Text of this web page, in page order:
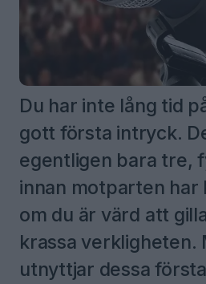
Du har inte lång tid
gott första intryck.
egentligen bara tre,
innan motparten har
om du är värd att
krassa verkligheten.
utnyttjar dessa